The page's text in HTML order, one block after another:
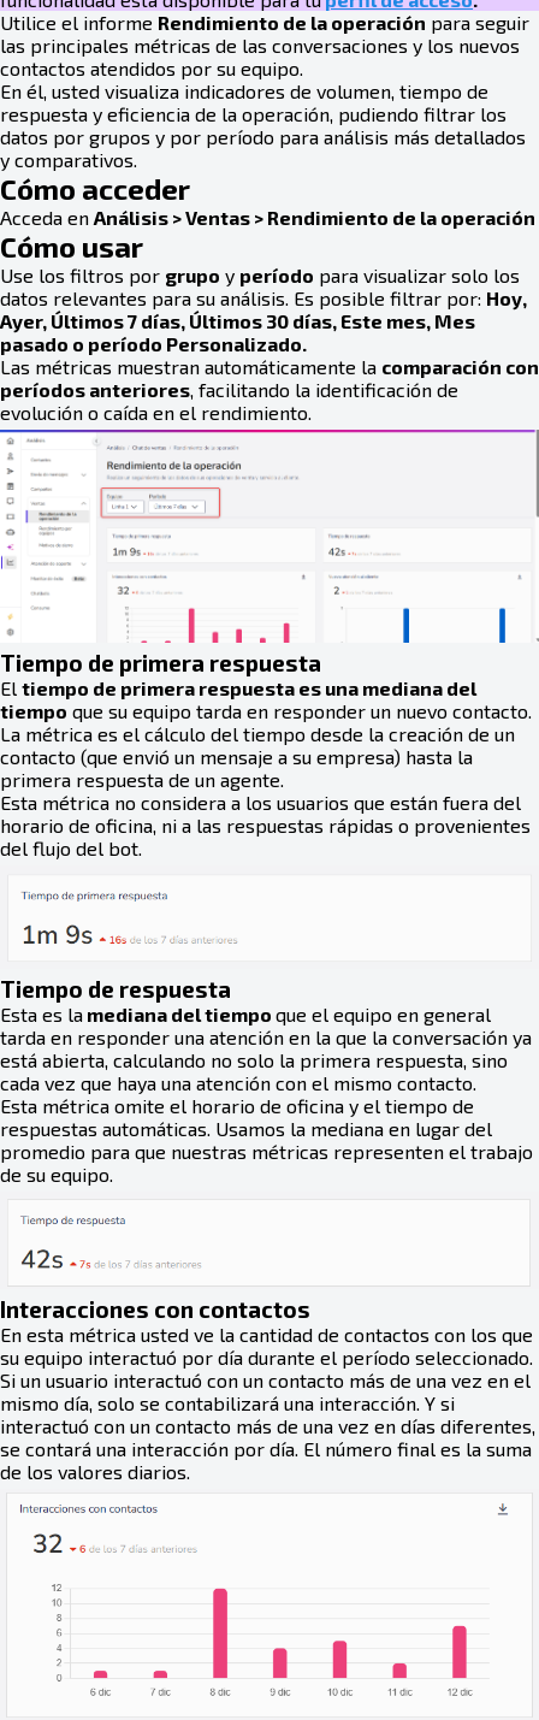
Utilice el informe Rendimiento de la operación para seguir
las principales métricas de las conversaciones y los nuevos
contactos atendidos por su equipo.
En él, usted visualiza indicadores de volumen, tiempo de
respuesta y eficiencia de la operación, pudiendo filtrar los
datos por grupos y por período para análisis más detallados
y comparativos.
Cómo acceder
Acceda en Análisis > Ventas > Rendimiento de la operación
Cómo usar
Use los filtros por grupo y período para visualizar solo los
datos relevantes para su análisis. Es posible filtrar por: Hoy,
Ayer, Últimos 7 días, Últimos 30 días, Este mes, Mes
pasado o período Personalizado.
Las métricas muestran automáticamente la comparación con
períodos anteriores, facilitando la identificación de
evolución o caída en el rendimiento.
Tiempo de primera respuesta
El tiempo de primera respuesta es una mediana del
tiempo que su equipo tarda en responder un nuevo contacto.
La métrica es el cálculo del tiempo desde la creación de un
contacto (que envió un mensaje a su empresa) hasta la
primera respuesta de un agente.
Esta métrica no considera a los usuarios que están fuera del
horario de oficina, ni a las respuestas rápidas o provenientes
del flujo del bot.
Tiempo de respuesta
Esta es la mediana del tiempo que el equipo en general
tarda en responder una atención en la que la conversación ya
está abierta, calculando no solo la primera respuesta, sino
cada vez que haya una atención con el mismo contacto.
Esta métrica omite el horario de oficina y el tiempo de
respuestas automáticas. Usamos la mediana en lugar del
promedio para que nuestras métricas representen el trabajo
de su equipo.
Interacciones con contactos
En esta métrica usted ve la cantidad de contactos con los que
su equipo interactuó por día durante el período seleccionado.
Si un usuario interactuó con un contacto más de una vez en el
mismo día, solo se contabilizará una interacción. Y si
interactuó con un contacto más de una vez en días diferentes,
se contará una interacción por día. El número final es la suma
de los valores diarios.